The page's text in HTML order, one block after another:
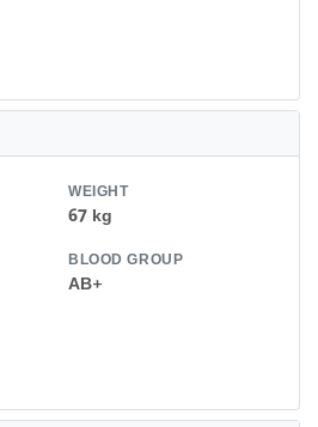
WEIGHT
67 kg
BLOOD GROUP
AB+